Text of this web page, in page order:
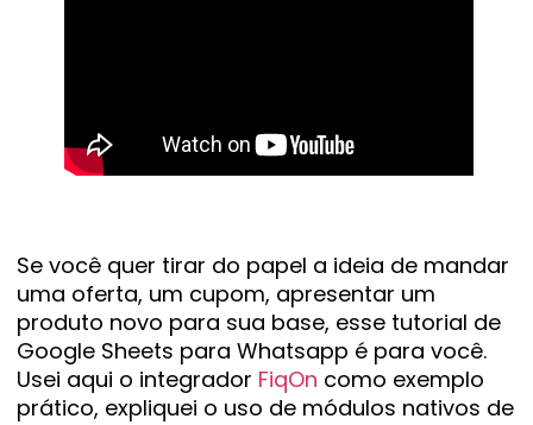
Se você quer tirar do papel a ideia de mandar
uma oferta, um cupom, apresentar um
produto novo para sua base, esse tutorial de
Google Sheets para Whatsapp é para você.
Usei aqui o integrador FiqOn como exemplo
prático, expliquei o uso de módulos nativos de